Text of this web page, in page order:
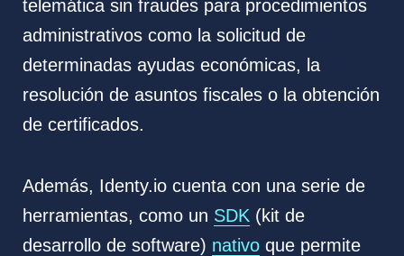
telemática sin fraudes para procedimientos
administrativos como la solicitud de
determinadas ayudas económicas, la
resolución de asuntos fiscales o la obtención
de certificados.
Además, Identy.io cuenta con una serie de
herramientas, como un SDK(kit de
desarrollo de software) nativoque permite